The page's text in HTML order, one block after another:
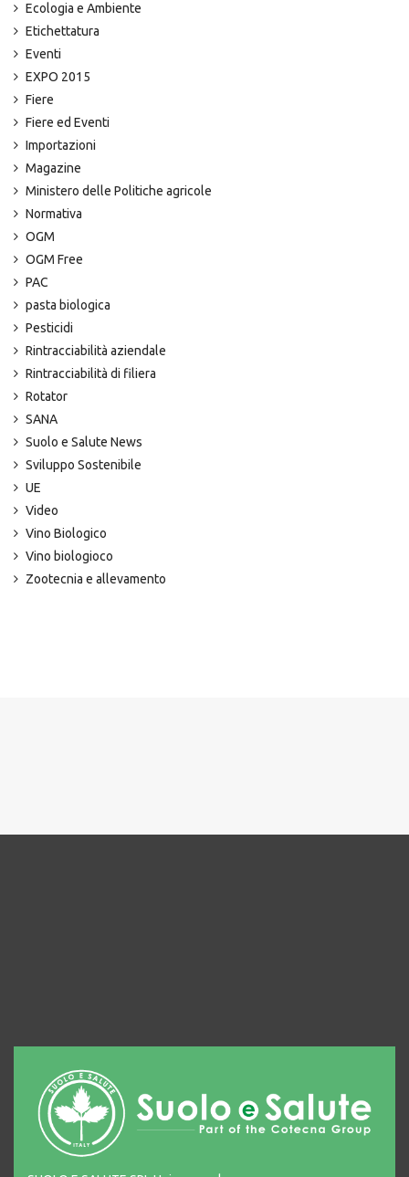
Ecologia e Ambiente
Etichettatura
Eventi
EXPO 2015
Fiere
Fiere ed Eventi
Importazioni
Magazine
Ministero delle Politiche agricole
Normativa
OGM
OGM Free
PAC
pasta biologica
Pesticidi
Rintracciabilità aziendale
Rintracciabilità di filiera
Rotator
SANA
Suolo e Salute News
Sviluppo Sostenibile
UE
Video
Vino Biologico
Vino biologioco
Zootecnia e allevamento